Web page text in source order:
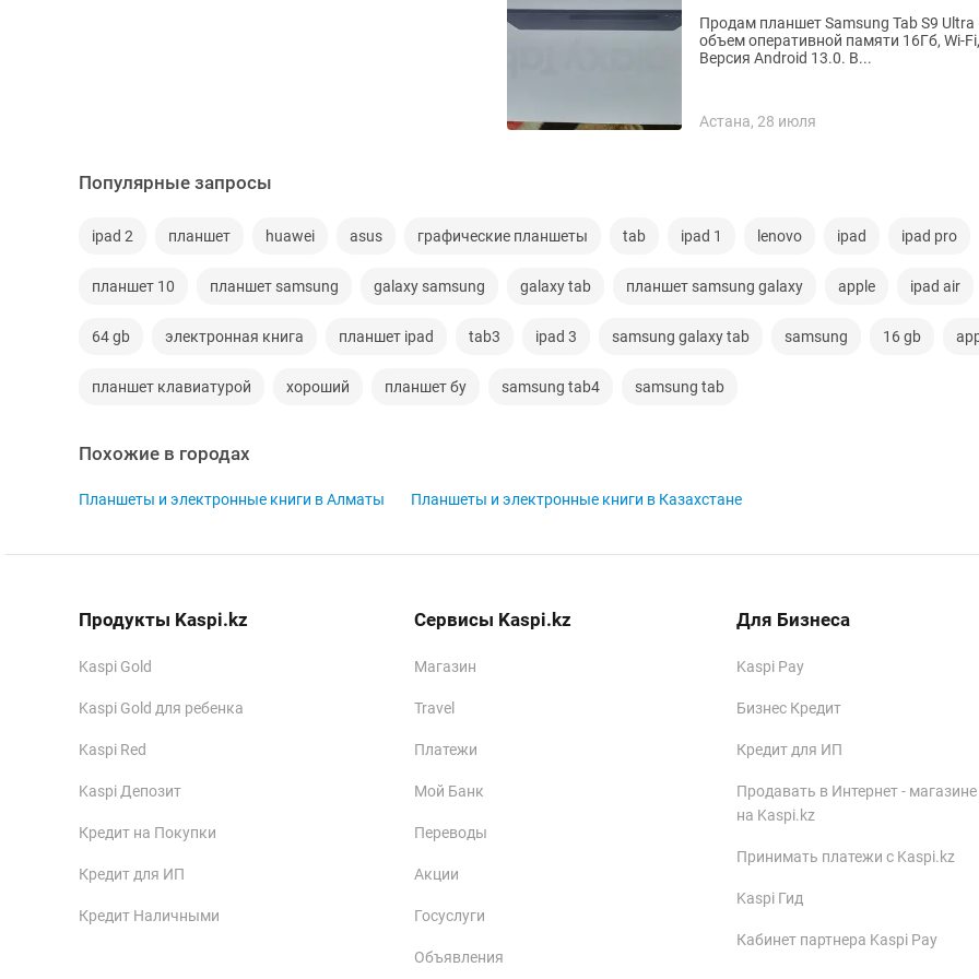
Продам планшет Samsung Tab S9
объем оперативной памяти 16Гб, Wi-
Версия Android 13.0. В...
Астана, 28 июля
Популярные запросы
ipad 2 планшет huawei asus графические планшеты tab ipad 1 lenovo ipad ipad pro
планшет 10 планшет samsung galaxy samsung galaxy tab планшет samsung galaxy apple ipad air
64 gb электронная книга планшет ipad tab3 ipad 3 samsung galaxy tab samsung 16 gb
планшет клавиатурой хороший планшет бу samsung tab4 samsung tab
Похожие в городах
Планшеты и электронные книги в Алматы Планшеты и электронные книги в Казахстане
Продукты Kaspi.kz
Kaspi Gold
Kaspi Gold для ребенка
Kaspi Red
Kaspi Депозит
Кредит на Покупки
Кредит для ИП
Кредит Наличными
Сервисы Kaspi.kz
Магазин
Travel
Платежи
Мой Банк
Переводы
Акции
Госуслуги
Объявления
Для Бизнеса
Kaspi Pay
Бизнес Кредит
Кредит для ИП
Продавать в Интернет - магазине
на Kaspi.kz
Принимать платежи с Kaspi.kz
Kaspi Гид
Кабинет партнера Kaspi Pay